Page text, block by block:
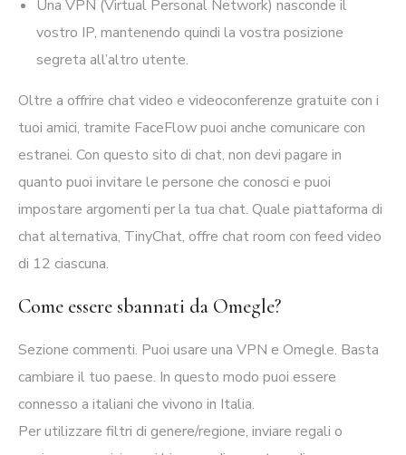
Una VPN (Virtual Personal Network) nasconde il
vostro IP, mantenendo quindi la vostra posizione
segreta all’altro utente.
Oltre a offrire chat video e videoconferenze gratuite con i
tuoi amici, tramite FaceFlow puoi anche comunicare con
estranei. Con questo sito di chat, non devi pagare in
quanto puoi invitare le persone che conosci e puoi
impostare argomenti per la tua chat. Quale piattaforma di
chat alternativa, TinyChat, offre chat room con feed video
di 12 ciascuna.
Come essere sbannati da Omegle?
Sezione commenti. Puoi usare una VPN e Omegle. Basta
cambiare il tuo paese. In questo modo puoi essere
connesso a italiani che vivono in Italia.
Per utilizzare filtri di genere/regione, inviare regali o